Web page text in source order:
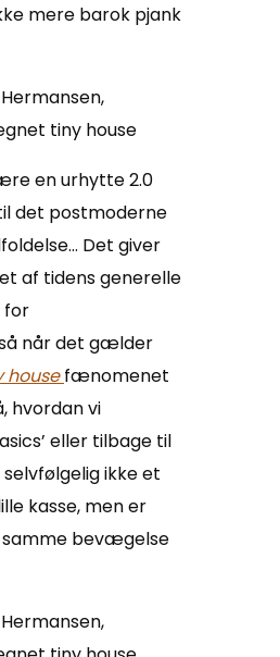
mere barok pjank
en urhytte 2.0
det postmoderne
Det giver
af tidens generelle
for
når det gælder
housefænomenet
hvordan vi
eller tilbage til
ikke et
kasse, men er
bevægelse